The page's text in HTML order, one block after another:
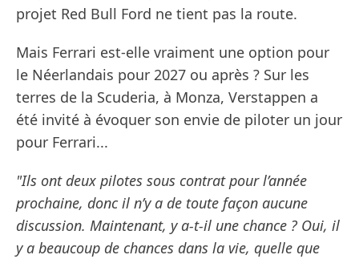
projet Red Bull Ford ne tient pas la route.
Mais Ferrari est-elle vraiment une option pour
le Néerlandais pour 2027 ou après ? Sur les
terres de la Scuderia, à Monza, Verstappen a
été invité à évoquer son envie de piloter un jour
pour Ferrari...
"Ils ont deux pilotes sous contrat pour l’année
prochaine, donc il n’y a de toute façon aucune
discussion. Maintenant, y a-t-il une chance ? Oui, il
y a beaucoup de chances dans la vie, quelle que